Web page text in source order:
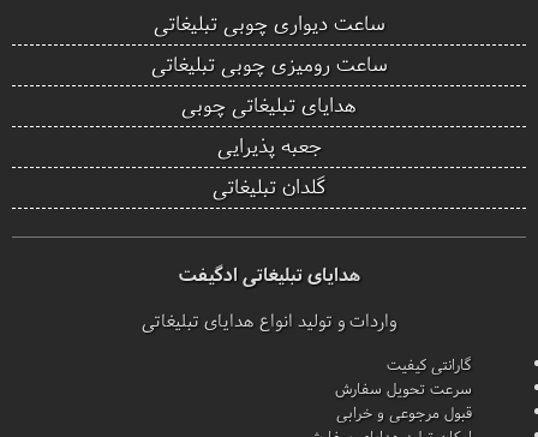
ساعت دیواری چوبی تبلیغاتی
ساعت رومیزی چوبی تبلیغاتی
هدایای تبلیغاتی چوبی
جعبه پذیرایی
گلدان تبلیغاتی
هدایای تبلیغاتی ادگیفت
واردات و تولید انواع هدایای تبلیغاتی
گارانتی کیفیت
سرعت تحویل سفارش
قبول مرجوعی و خرابی